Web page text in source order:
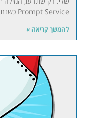
Prompt Service כשנתנו לאיש השירות (החשוב, הכי
להמשך קריאה »